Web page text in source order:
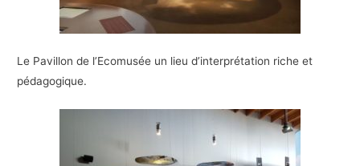
Le Pavillon de l’Ecomusée un lieu d’interprétation riche et
pédagogique.